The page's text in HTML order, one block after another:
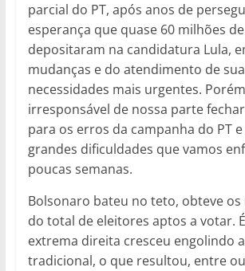
parcial do PT, após anos de
esperança que quase 60 milhões
depositaram na candidatura Lula,
mudanças e do atendimento de
necessidades mais urgentes.
irresponsável de nossa parte
para os erros da campanha do PT
grandes dificuldades que vamos
poucas semanas.
Bolsonaro bateu no teto, obteve os
do total de eleitores aptos a votar.
extrema direita cresceu engolindo
tradicional, o que resultou, entre